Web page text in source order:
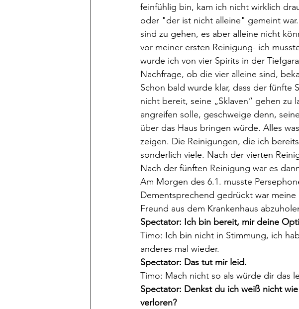
feinfühlig bin, kam ich nicht wirklich
oder "der ist nicht alleine" gemeint
sind zu gehen, es aber alleine nicht
vor meiner ersten Reinigung- ich
wurde ich von vier Spirits in der
Nachfrage, ob die vier alleine sind,
Schon bald wurde klar, dass der fünfte
nicht bereit, seine „Sklaven“ gehen zu
angreifen solle, geschweige denn,
über das Haus bringen würde. Alles
zeigen. Die Reinigungen, die ich
sonderlich viele. Nach der vierten
Nach der fünften Reinigung war es
Am Morgen des 6.1. musste
Dementsprechend gedrückt war
Freund aus dem Krankenhaus
Spectator: Ich bin bereit, mir deine
Timo: Ich bin nicht in Stimmung, ich
anderes mal wieder.
Spectator: Das tut mir leid.
Timo: Mach nicht so als würde dir das
Spectator: Denkst du ich weiß nicht
verloren?